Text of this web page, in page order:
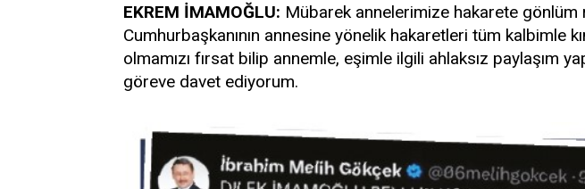
EKREM İMAMOĞLU: Mübarek annelerimize hakarete gönlüm
Cumhurbaşkanının annesine yönelik hakaretleri tüm kalbimle
olmamızı fırsat bilip annemle, eşimle ilgili ahlaksız paylaşım
göreve davet ediyorum.